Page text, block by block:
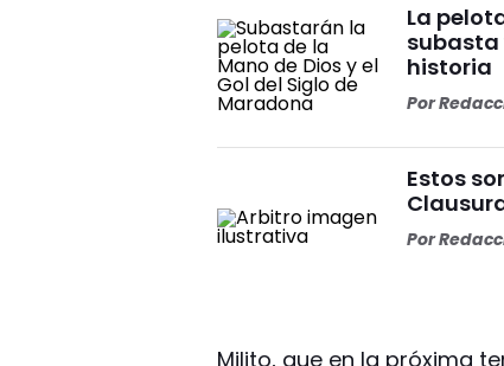
La
subasta
historia
Por
Estos
Por
Milito, que en la próxima